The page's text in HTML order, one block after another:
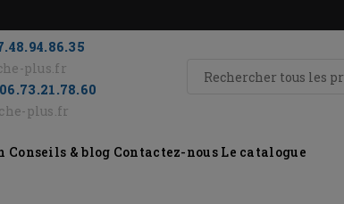
plus.fr
plus.fr
Conseils & blog Contactez-nous Le catalogue